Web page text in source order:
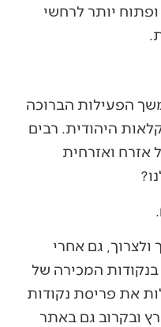
יותר לרחשי
הפעילות הברוכה
היהודית. רבים
אזרח ואזרחית
גם אחרי
המכירה של
את פריסת נקודות
ובקרוב גם באתר